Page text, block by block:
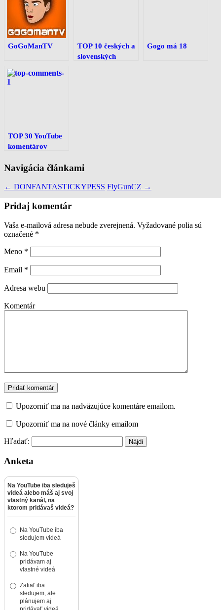
GoGoManTV
TOP 10 českých a
slovenských
Gogo má 18
TOP 30 YouTube
komentárov
Navigácia článkami
← DONFANTASTICKYPESS FlyGunCZ →
Pridaj komentár
Vaša e-mailová adresa nebude zverejnená. Vyžadované polia sú
označené *
Meno *
Email *
Adresa webu
Komentár
Upozorniť ma na nadväzujúce komentáre emailom.
Upozorniť ma na nové články emailom
Hľadať:
Anketa
Na YouTube iba sleduješ
videá alebo máš aj svoj
vlastný kanál, na
ktorom pridávaš videá?
Na YouTube iba
sledujem videá
Na YouTube
pridávam aj
vlastné videá
Zatiaľ iba
sledujem, ale
plánujem aj